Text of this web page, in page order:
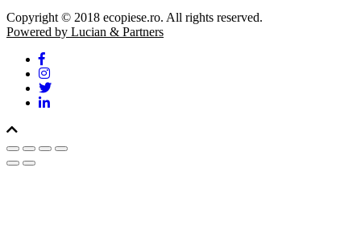
Copyright © 2018 ecopiese.ro. All rights reserved.
Powered by Lucian & Partners